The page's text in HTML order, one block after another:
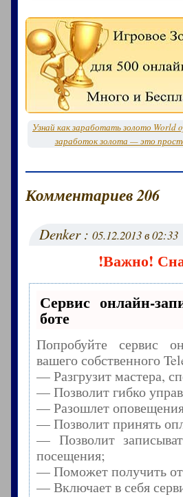
Узнай как заработать золото World
заработок золота — это
Комментариев 206
Denker :05.12.2013 в 02:33
!Важно!
Сервис онлайн-
боте
Попробуйте сервис
вашего собственного
— Разгрузит мастера,
— Позволит гибко
— Разошлет
— Позволит принять
— Позволит
посещения;
— Поможет получить от
— Включает в себя